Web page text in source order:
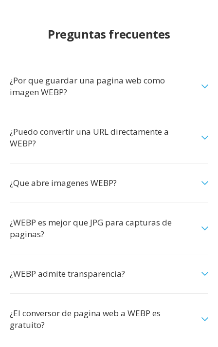
Preguntas frecuentes
¿Por que guardar una pagina web como
imagen WEBP?
¿Puedo convertir una URL directamente a
WEBP?
¿Que abre imagenes WEBP?
¿WEBP es mejor que JPG para capturas de
paginas?
¿WEBP admite transparencia?
¿El conversor de pagina web a WEBP es
gratuito?